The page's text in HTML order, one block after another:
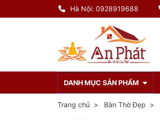
DANH MỤC SẢN PHẨM
Hà Nội: 0928919688
Trang chủ Bàn Thờ Đẹp